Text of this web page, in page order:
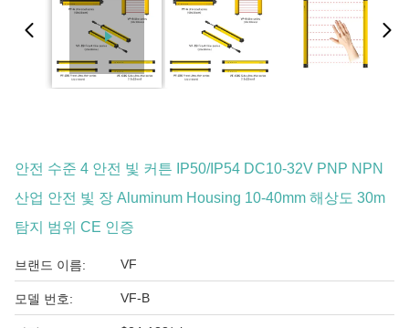
안전 수준 4 안전 빛 커튼 IP50/IP54 DC10-32V PNP NPN
산업 안전 빛 장 Aluminum Housing 10-40mm 해상도 30m
탐지 범위 CE 인증
브랜드 이름: VF
모델 번호: VF-B